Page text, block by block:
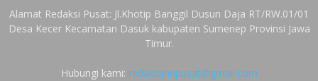
Alamat Redaksi Pusat: Jl.Khotip Banggil Dusun Daja RT/RW.01/01
Desa Kecer Kecamatan Dasuk kabupaten Sumenep Provinsi Jawa
Timur.
Hubungi kami: redaksijnnpusat@gmail.com